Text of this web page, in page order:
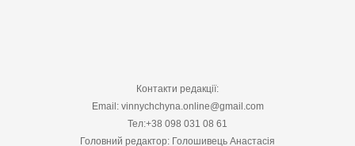
Контакти редакції:
Email: vinnychchyna.online@gmail.com
Тел:+38 098 031 08 61
Головний редактор: Голошивець Анастасія